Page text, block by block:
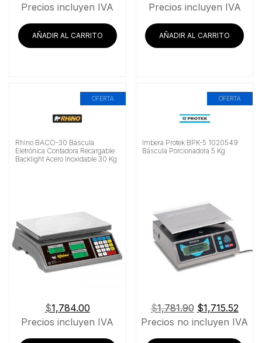
Precios incluyen IVA
AÑADIR AL CARRITO
Precios incluyen IVA
AÑADIR AL CARRITO
OFERTA
Rhino BACO-30 Báscula
Eletrónica Contadora Recargable
Backlight Acero Inoxidable 30 Kg
$1,784.00
Precios incluyen IVA
OFERTA
Imbera Protek BPK-5 1020549
Báscula Porcionadora 5 Kg
$1,781.90 El
precio
$1,715.52El
Precios no incluyen IVA